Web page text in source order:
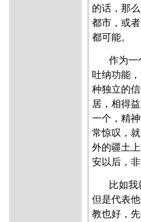
的话，那
都市，或
都可能。
作为一
吐纳功能
种独立的
居，相得
一个，精
常惊叹，
外的疆土
安以后，
比如
但是代表
教也好，